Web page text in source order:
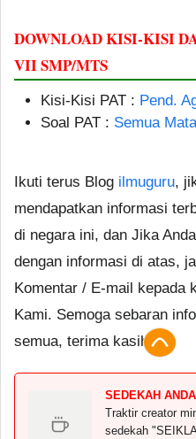
DOWNLOAD KISI-KISI
VII SMP/MTS
Kisi-Kisi PAT : Pend.
Soal PAT : Semua
Ikuti terus Blog ilmuguru,
mendapatkan informasi
di negara ini, dan Jika
dengan informasi di atas,
Komentar / E-mail kepada
Kami. Semoga sebaran
semua, terima kasih.
SEDEKAH
Traktir creator
sedekah